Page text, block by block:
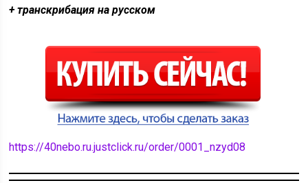
+ транскрибация на русском
https://40nebo.ru.justclick.ru/order/0001_nzyd08